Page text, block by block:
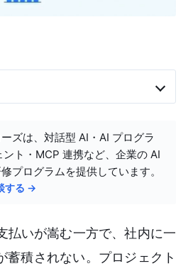
ズは、対話型 AI・AI プログラ
ント・MCP 連携など、企業の AI
プログラムを提供しています。
する →
払いが嵩む一方で、社内に一
蓄積されない。プロジェクト